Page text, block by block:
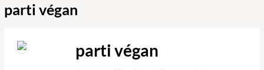
parti végan
parti végan